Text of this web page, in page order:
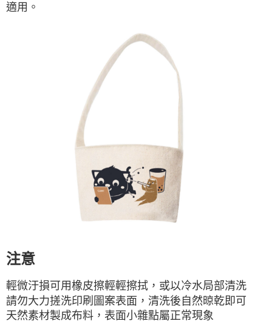
適用。
注意
輕微汙損可用橡皮擦輕輕擦拭，或以冷水局部清洗
請勿大力搓洗印刷圖案表面，清洗後自然晾乾即可
天然素材製成布料，表面小雜點屬正常現象